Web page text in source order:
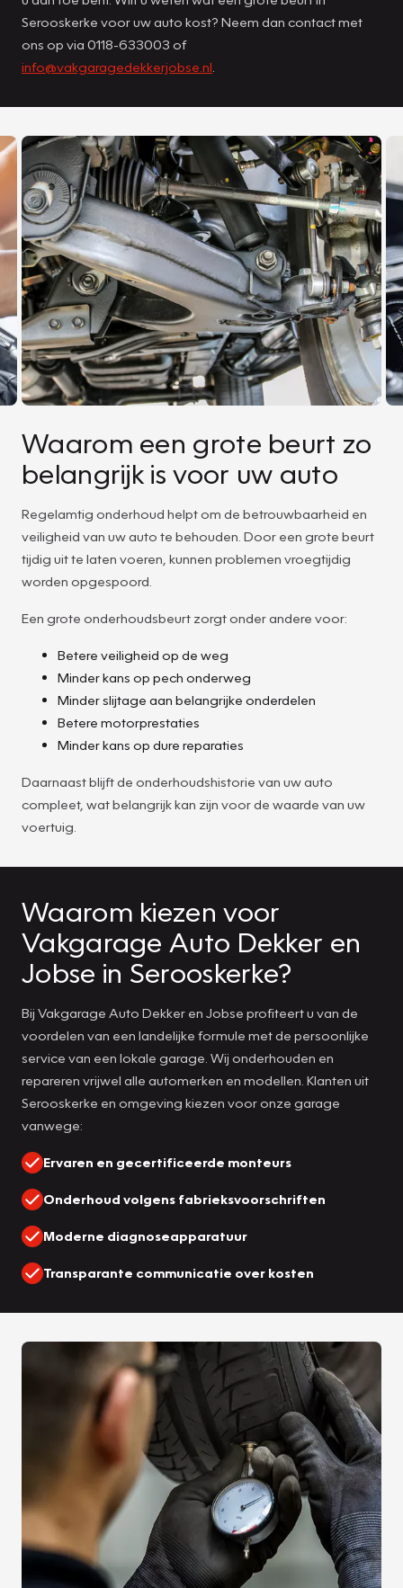
Serooskerke voor uw auto kost? Neem dan contact met
ons op via 0118-633003 of
info@vakgaragedekkerjobse.nl
Waarom een grote beurt zo
belangrijk is voor uw auto
Regelamtig onderhoud helpt om de betrouwbaarheid en
veiligheid van uw auto te behouden. Door een grote beurt
tijdig uit te laten voeren, kunnen problemen vroegtijdig
worden opgespoord.
Een grote onderhoudsbeurt zorgt onder andere voor:
Betere veiligheid op de weg
Minder kans op pech onderweg
Minder slijtage aan belangrijke onderdelen
Betere motorprestaties
Minder kans op dure reparaties
Daarnaast blijft de onderhoudshistorie van uw auto
compleet, wat belangrijk kan zijn voor de waarde van uw
voertuig.
Waarom kiezen voor
Vakgarage Auto Dekker en
Jobse in Serooskerke?
Bij Vakgarage Auto Dekker en Jobse profiteert u van de
voordelen van een landelijke formule met de persoonlijke
service van een lokale garage. Wij onderhouden en
repareren vrijwel alle automerken en modellen. Klanten uit
Serooskerke en omgeving kiezen voor onze garage
vanwege:
Ervaren en gecertificeerde monteurs
Onderhoud volgens fabrieksvoorschriften
Moderne diagnoseapparatuur
Transparante communicatie over kosten